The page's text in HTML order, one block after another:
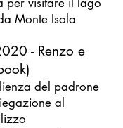
Monte Isola
- Renzo e
del padrone
al